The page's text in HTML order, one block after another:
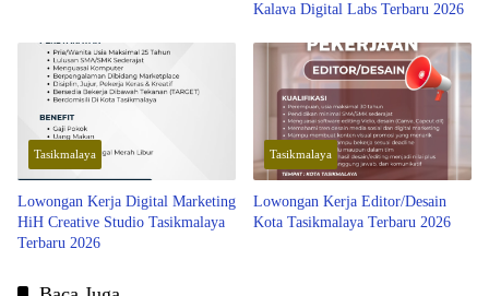
Kalava Digital Labs Terbaru 2026
Tasikmalaya
Lowongan Kerja Digital Marketing
HiH Creative Studio Tasikmalaya
Terbaru 2026
Tasikmalaya
Lowongan Kerja Editor/Desain
Kota Tasikmalaya Terbaru 2026